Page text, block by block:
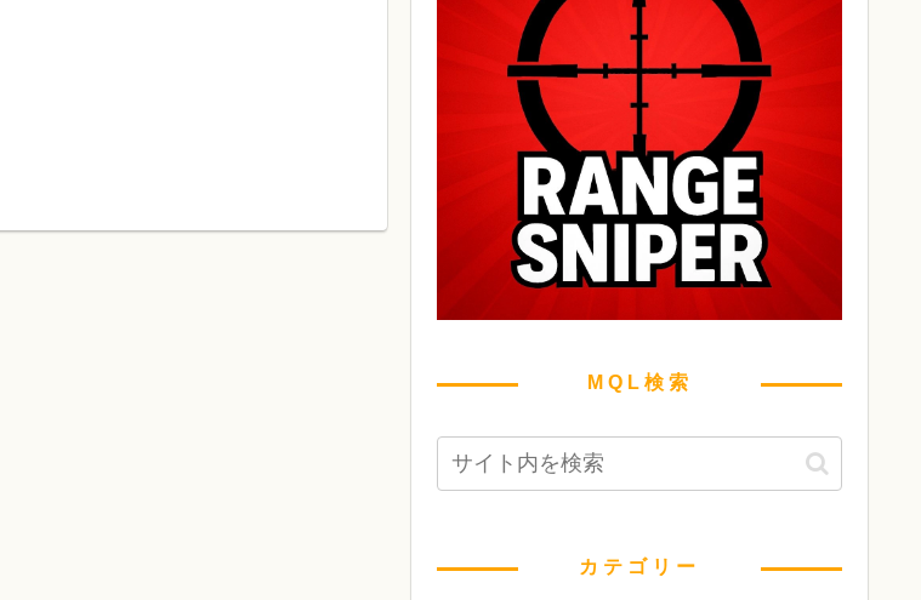
MQL検索
カテゴリー